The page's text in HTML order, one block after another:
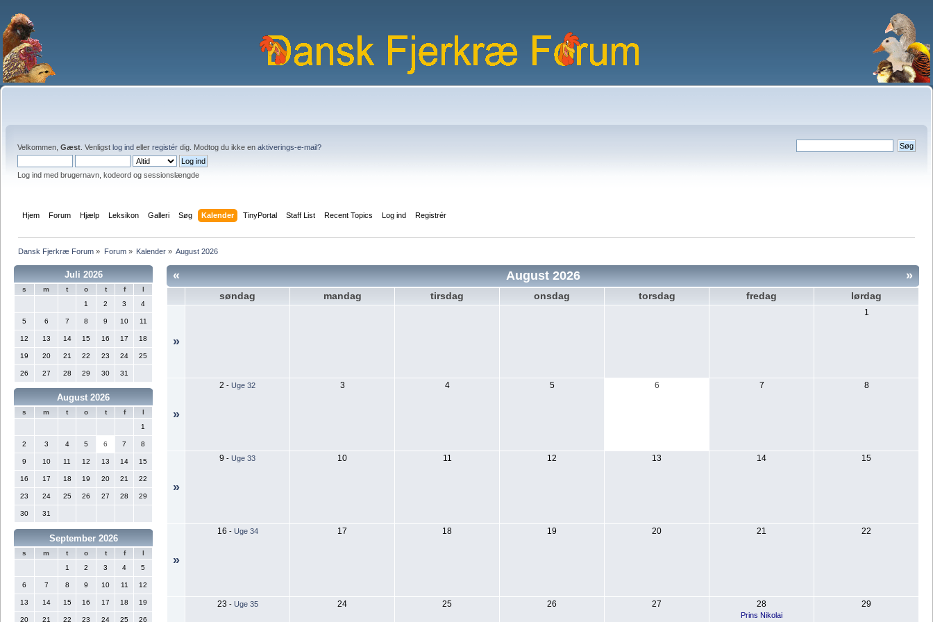
Velkommen, Gæst . Venligst log ind eller registér dig. Modtog du ikke en aktiverings-e-mail?
Log ind med brugernavn, kodeord og sessionslængde
Hjem Forum Hjælp Leksikon Galleri Søg Kalender TinyPortal Staff List Recent Topics Log ind Registrér
Dansk Fjerkræ Forum » Forum» Kalender» August 2026
Juli 2026
s m t o t f
l
1
2 3 4
5 6 7 8 9 10 11
12 13 14 15 16 17 18
19 20 21 22 23 24 25
26 27 28 29 30 31
August 2026
s m t o t f
l
1
2 3 4 5 6 7 8
9 10 11 12 13 14 15
16 17 18 19 20 21 22
23 24 25 26 27 28 29
30 31
September 2026
s m t o t f
l
1
2 3 4 5
6 7 8 9 10 11 12
13 14 15 16 17 18 19
20 21 22 23 24 25 26
« »
August 2026
søndag mandag tirsdag onsdag torsdag fredag lørdag
»
1
»
2 - Uge 32 3 4 5 6 7 8
»
9 - Uge 33 10 11 12 13 14 15
»
16 - Uge 34 17 18 19 20 21 22
23 - Uge 35 24 25 26 27 28
Prins Nikolai
29